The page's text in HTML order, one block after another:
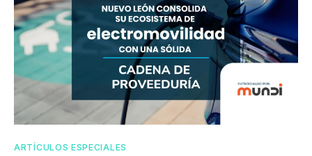
ARTÍCULOS ESPECIALES